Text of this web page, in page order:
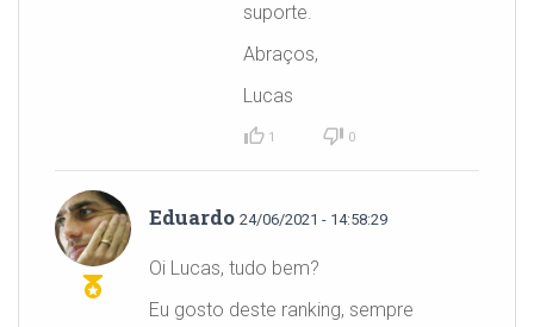
suporte.
Abraços,
Lucas
1 0
Eduardo 24/06/2021 - 14:58:29
Oi Lucas, tudo bem?
Eu gosto deste ranking, sempre